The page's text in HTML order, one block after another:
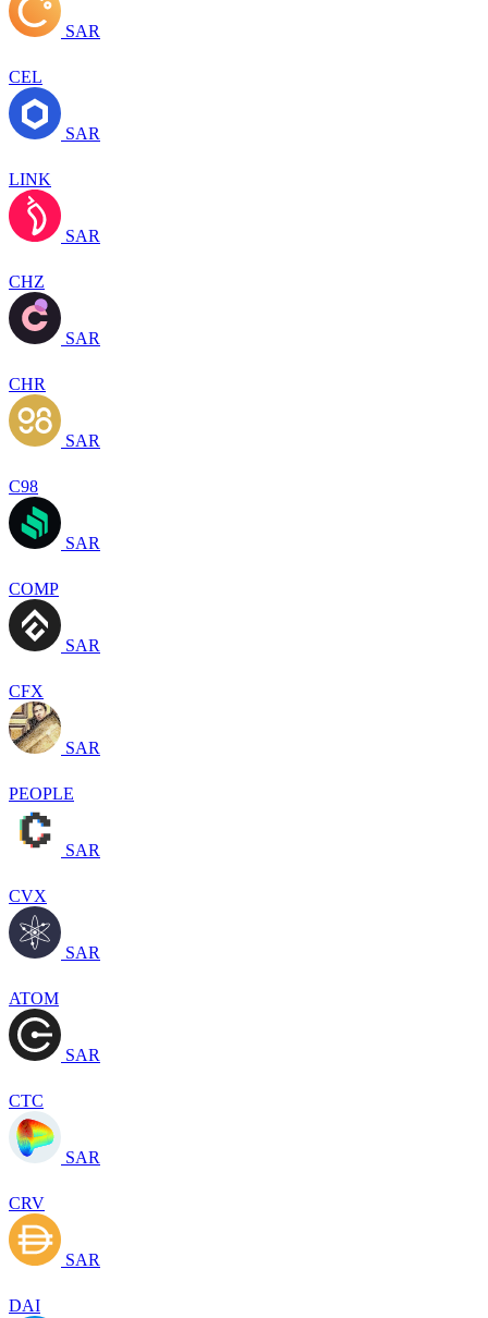
SAR
CEL
SAR
LINK
SAR
CHZ
SAR
CHR
SAR
C98
SAR
COMP
SAR
CFX
SAR
PEOPLE
SAR
CVX
SAR
ATOM
SAR
CTC
SAR
CRV
SAR
DAI